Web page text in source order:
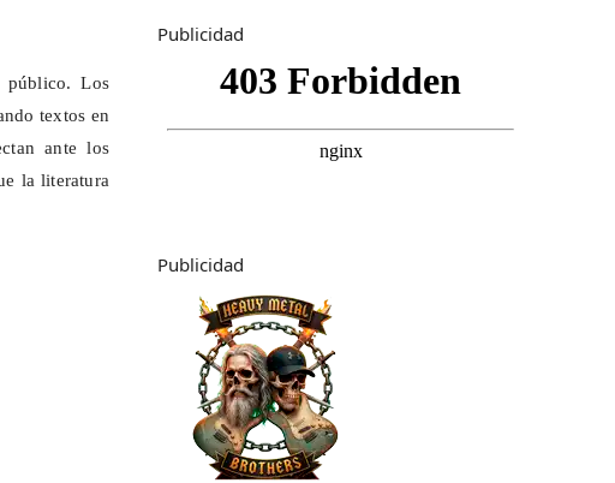
público. Los
textos en
ante los
la literatura
Publicidad
Publicidad